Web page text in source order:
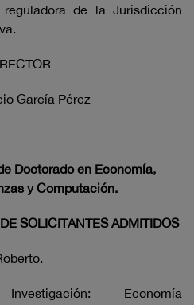
de la Jurisdicción
García Pérez
Doctorado en Economía,
y Computación.
SOLICITANTES ADMITIDOS
Economía